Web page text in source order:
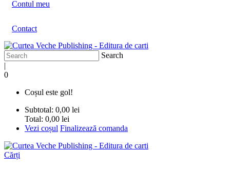
Contul meu
Contact
Search
|
0
Coșul este gol!
Subtotal: 0,00 lei
Total: 0,00 lei
Vezi coșul Finalizează comanda
Cărți